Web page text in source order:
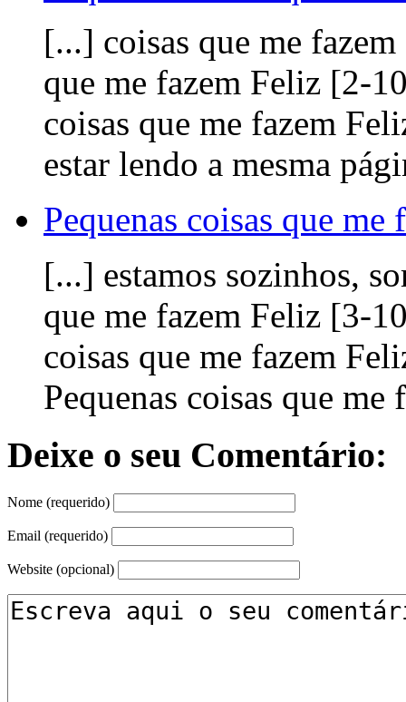
[...] coisas que me
que me fazem Feliz [2-
coisas que me fazem
estar lendo a mesma
Pequenas coisas que
[...] estamos sozinhos,
que me fazem Feliz [3-
coisas que me fazem
Pequenas coisas que
Deixe o seu Comentário:
Nome (requerido)
Email (requerido)
Website (opcional)